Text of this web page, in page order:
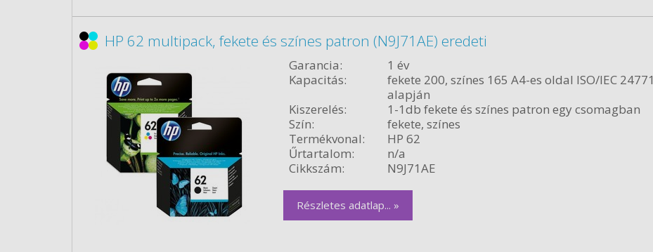
HP 62 multipack, fekete és színes patron (N9J71AE) eredeti
Garancia:
1 év
Kapacitás:
fekete 200, színes 165 A4-es oldal ISO/IEC 24771
alapján
Kiszerelés:
1-1db fekete és színes patron egy csomagban
Szín:
fekete, színes
Termékvonal:
HP 62
Űrtartalom:
n/a
Cikkszám:
N9J71AE
Részletes adatlap... »